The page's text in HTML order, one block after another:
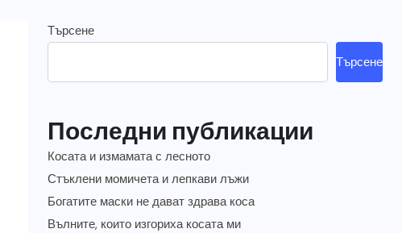
Търсене
Търсене
Последни публикации
Косата и измамата с лесното
Стъклени момичета и лепкави лъжи
Богатите маски не дават здрава коса
Вълните, които изгориха косата ми